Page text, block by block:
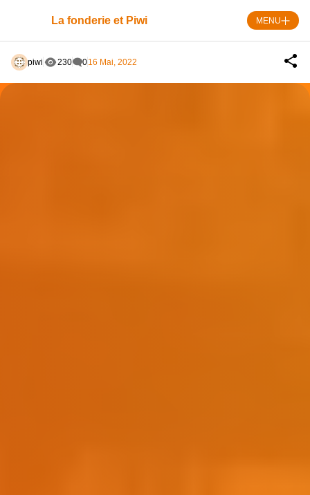
La fonderie et Piwi MENU
piwi 230 016 Mai, 2022